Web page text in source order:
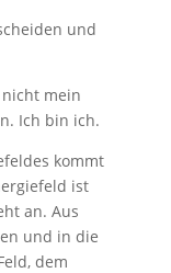
und
mein
Ich bin ich.
kommt
ist
an. Aus
und in die
dem